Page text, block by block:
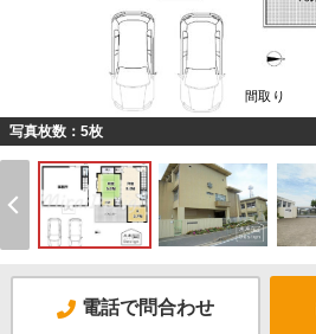
間取り
写真枚数：5枚
電話で問合わせ